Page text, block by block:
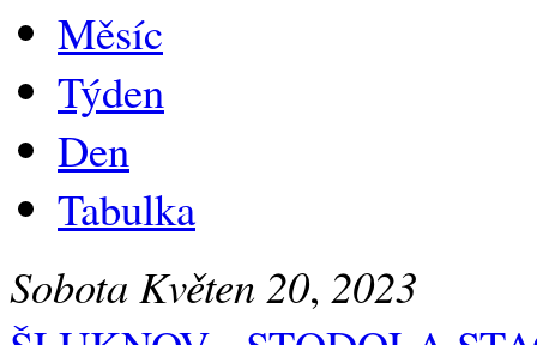
Měsíc
Týden
Den
Tabulka
Sobota Květen 20, 2023